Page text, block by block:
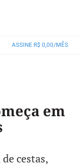
ASSINE R$ 0,00/MÊS
em
cestas,